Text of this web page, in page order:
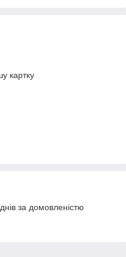
картку
за домовленістю